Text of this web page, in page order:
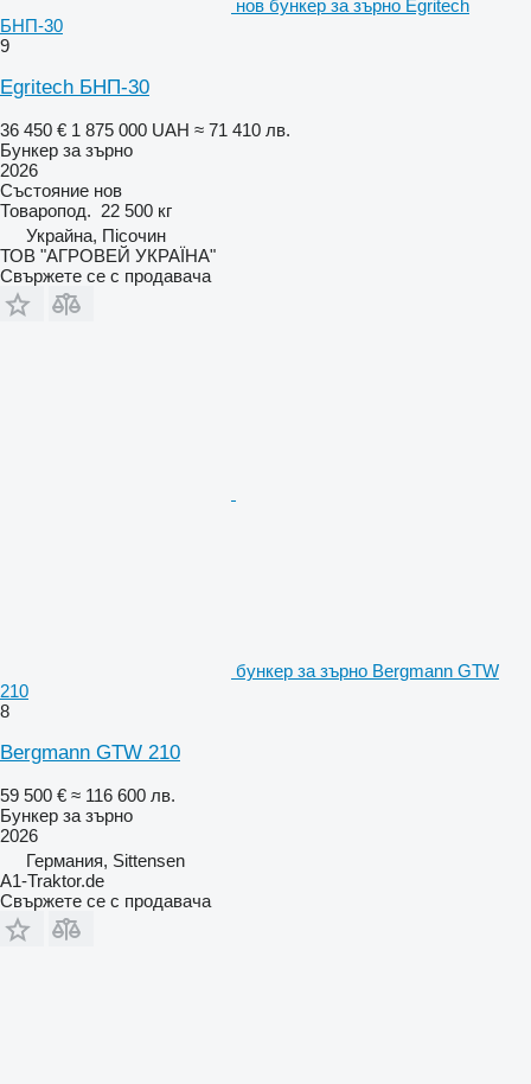
нов бункер за зърно Egritech
БНП-30
9
Egritech БНП-30
36 450 € 1 875 000 UAH ≈ 71 410 лв.
Бункер за зърно
2026
Състояние нов
Товаропод. 22 500 кг
Украйна, Пісочин
ТОВ "АГРОВЕЙ УКРАЇНА"
Свържете се с продавача
бункер за зърно Bergmann GTW
210
8
Bergmann GTW 210
59 500 € ≈ 116 600 лв.
Бункер за зърно
2026
Германия, Sittensen
A1-Traktor.de
Свържете се с продавача